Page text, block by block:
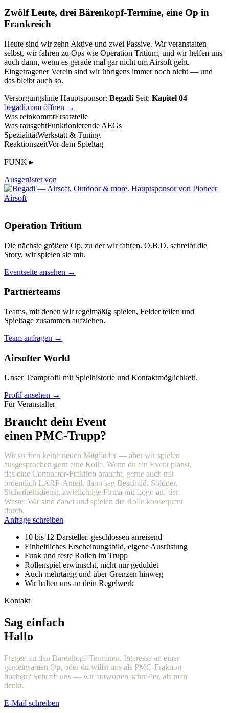
Zwölf Leute, drei Bärenkopf-Termine, eine Op in
Frankreich
Heute sind wir zehn Aktive und zwei Passive. Wir veranstalten
selbst, wir fahren zu Ops wie Operation Tritium, und wir helfen uns
auch dann, wenn es gerade mal gar nicht um Airsoft geht.
Eingetragener Verein sind wir übrigens immer noch nicht — und
das bleibt auch so.
Versorgungslinie Hauptsponsor: Begadi Seit: Kapitel 04
begadi.com öffnen →
Was reinkommtErsatzteile
Was rausgehtFunktionierende AEGs
SpezialitätWerkstatt & Tuning
ReaktionszeitVor dem Spieltag
FUNK ▸
Ausgerüstet von
Operation Tritium
Die nächste größere Op, zu der wir fahren. O.B.D. schreibt die
Story, wir spielen sie mit.
Eventseite ansehen →
Partnerteams
Teams, mit denen wir regelmäßig spielen, Felder teilen und
Spieltage zusammen aufziehen.
Team anfragen →
Airsofter World
Unser Teamprofil mit Spielhistorie und Kontaktmöglichkeit.
Profil ansehen →
Für Veranstalter
Braucht dein Event
einen PMC-Trupp?
Wir suchen keine neuen Mitglieder — aber wir spielen
ausgesprochen gern eine Rolle. Wenn du ein Event planst,
das eine Contractor-Fraktion braucht, gerne auch mit
ordentlich LARP-Anteil, dann sag Bescheid. Söldner,
Sicherheitsdienst, zwielichtige Firma mit Logo auf der
Weste: Wir sind dabei und spielen die Rolle konsequent
durch.
Anfrage schreiben
10 bis 12 Darsteller, geschlossen anreisend
Einheitliches Erscheinungsbild, eigene Ausrüstung
Funk und feste Rollen im Trupp
Rollenspiel erwünscht, nicht nur geduldet
Auch mehrtägig und über Grenzen hinweg
Wir halten uns an dein Regelwerk
Kontakt
Sag einfach
Hallo
Fragen zu den Bärenkopf-Terminen, Interesse an einer
gemeinsamen Op, oder du willst uns als PMC-Fraktion
buchen? Schreib uns — wir antworten schneller, als man
denkt.
E-Mail schreiben